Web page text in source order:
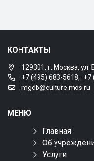
КОНТАКТЫ
129301, г. Москва, ул.
+7 (495) 683-5618, +7
mgdb@culture.mos.ru
МЕНЮ
Главная
Об
Услуги